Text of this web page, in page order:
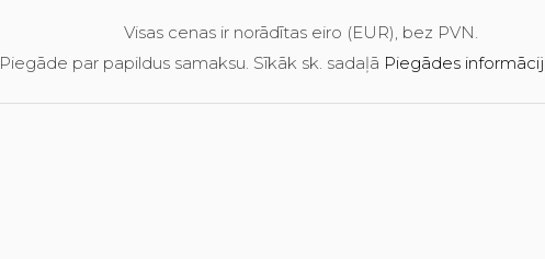
Visas cenas ir norādītas eiro (EUR), bez PVN.
Piegāde par papildus samaksu. Sīkāk sk. sadaļā Piegādes